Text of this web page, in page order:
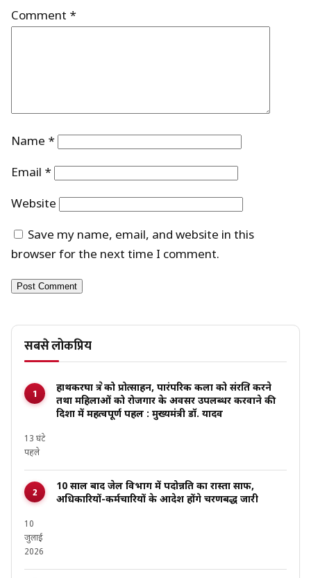
Comment *
Name *
Email *
Website
Save my name, email, and website in this
browser for the next time I comment.
सबसे लोकप्रिय
हाथकरघा क्षेत्र को प्रोत्साहन, पारंपरिक कला को संरक्षित करने
तथा महिलाओं को रोजगार के अवसर उपलब्धर करवाने की
दिशा में महत्वपूर्ण पहल : मुख्यमंत्री डॉ. यादव
13 घंटे
पहले
10 साल बाद जेल विभाग में पदोन्नति का रास्ता साफ,
अधिकारियों-कर्मचारियों के आदेश होंगे चरणबद्ध जारी
10
जुलाई
2026